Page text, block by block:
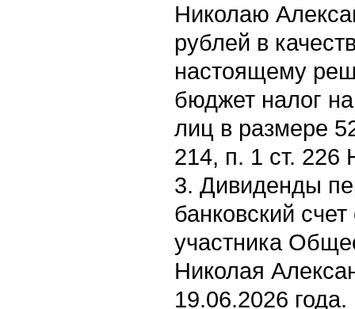
Николаю
рублей в
настоящему
бюджет налог
лиц в размере
214, п. 1 ст.
3. Дивиденды
банковский
участника
Николая
19.06.2026 года.